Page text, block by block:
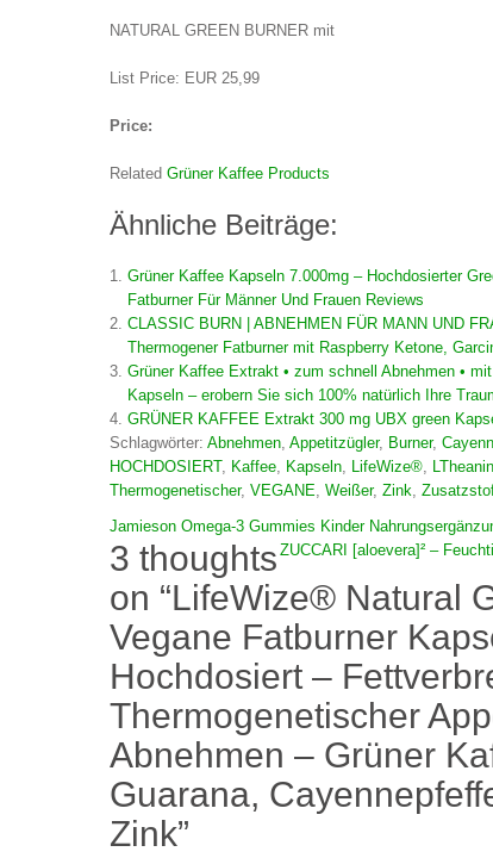
NATURAL GREEN BURNER mit
List Price: EUR 25,99
Price:
Related Grüner Kaffee Products
Ähnliche Beiträge:
Grüner Kaffee Kapseln 7.000mg – Hochdosierter
Fatburner Für Männer Und Frauen Reviews
CLASSIC BURN | ABNEHMEN FÜR MANN UND
Thermogener Fatburner mit Raspberry Ketone,
Grüner Kaffee Extrakt • zum schnell Abnehmen •
Kapseln – erobern Sie sich 100% natürlich Ihre
GRÜNER KAFFEE Extrakt 300 mg UBX green
Schlagwörter: Abnehmen, Appetitzügler, Burner,
HOCHDOSIERT, Kaffee, Kapseln, LifeWize®, LTheanin
Thermogenetischer, VEGANE, Weißer, Zink,
Beitragsnavigation
Jamieson Omega-3 Gummies Kinder
ZUCCARI [aloevera]² –
3 thoughts
on “LifeWize® Natural
Vegane Fatburner
Hochdosiert –
Thermogenetischer
Abnehmen – Grüner
Guarana,
Zink”